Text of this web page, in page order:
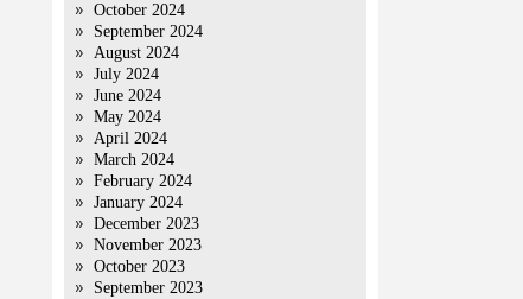
October 2024
September 2024
August 2024
July 2024
June 2024
May 2024
April 2024
March 2024
February 2024
January 2024
December 2023
November 2023
October 2023
September 2023